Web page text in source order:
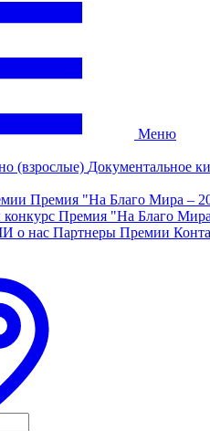
Меню
(взрослые) Документальное
Премия "На Благо Мира –
Премия "На Благо
о нас Партнеры Премии